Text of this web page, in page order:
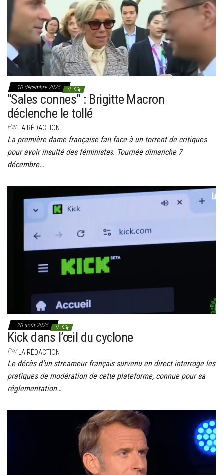
10 décembre 2025 0
“Sales connes” : Brigitte Macron
déclenche le tollé
Par LA RÉDACTION
La première dame française fait face à un torrent de critiques
pour avoir insulté des féministes. Tournée dimanche 7
décembre…
20 août 2025 0
Kick dans l’œil du cyclone
ParLA RÉDACTION
Le décès d’un streameur français survenu en direct interroge les
pratiques de modération de cette plateforme, connue pour sa
réglementation…